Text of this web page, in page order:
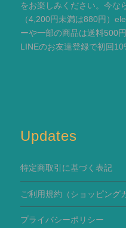
をお楽しみください。今な
（4,200円未満は880円）
ーや一部の商品は送料500円
LINEのお友達登録で初回
Updates
特定商取引に基づく表記
ご利用規約 （ショッピング
プライバシーポリシー